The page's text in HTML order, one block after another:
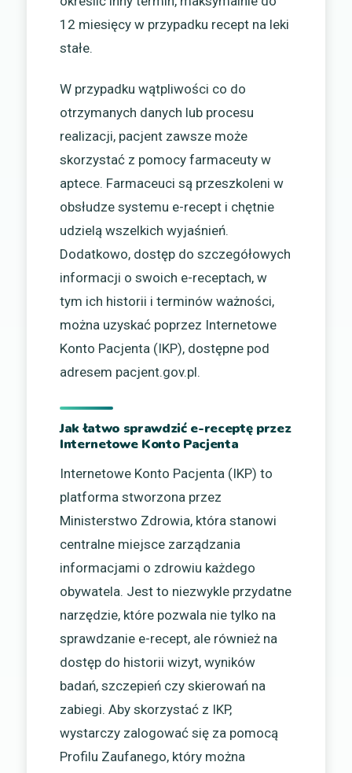
12 miesięcy w przypadku recept na leki
stałe.
W przypadku wątpliwości co do
otrzymanych danych lub procesu
realizacji, pacjent zawsze może
skorzystać z pomocy farmaceuty w
aptece. Farmaceuci są przeszkoleni w
obsłudze systemu e-recept i chętnie
udzielą wszelkich wyjaśnień.
Dodatkowo, dostęp do szczegółowych
informacji o swoich e-receptach, w
tym ich historii i terminów ważności,
można uzyskać poprzez Internetowe
Konto Pacjenta (IKP), dostępne pod
adresem pacjent.gov.pl.
Jak łatwo sprawdzić e-receptę przez
Internetowe Konto Pacjenta
Internetowe Konto Pacjenta (IKP) to
platforma stworzona przez
Ministerstwo Zdrowia, która stanowi
centralne miejsce zarządzania
informacjami o zdrowiu każdego
obywatela. Jest to niezwykle przydatne
narzędzie, które pozwala nie tylko na
sprawdzanie e-recept, ale również na
dostęp do historii wizyt, wyników
badań, szczepień czy skierowań na
zabiegi. Aby skorzystać z IKP,
wystarczy zalogować się za pomocą
Profilu Zaufanego, który można